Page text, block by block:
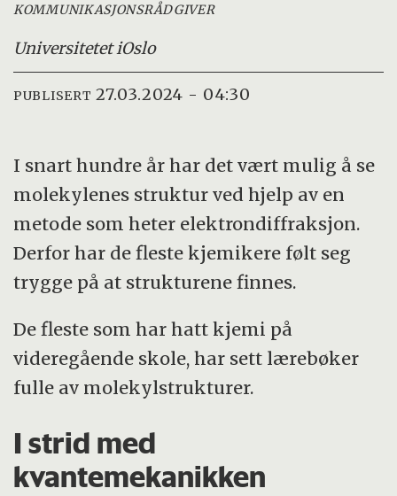
KOMMUNIKASJONSRÅDGIVER
Universitetet iOslo
PUBLISERT 27.03.2024 - 04:30
I snart hundre år har det vært mulig å se
molekylenes struktur ved hjelp av en
metode som heter elektrondiffraksjon.
Derfor har de fleste kjemikere følt seg
trygge på at strukturene finnes.
De fleste som har hatt kjemi på
videregående skole, har sett lærebøker
fulle av molekylstrukturer.
I strid med
kvantemekanikken